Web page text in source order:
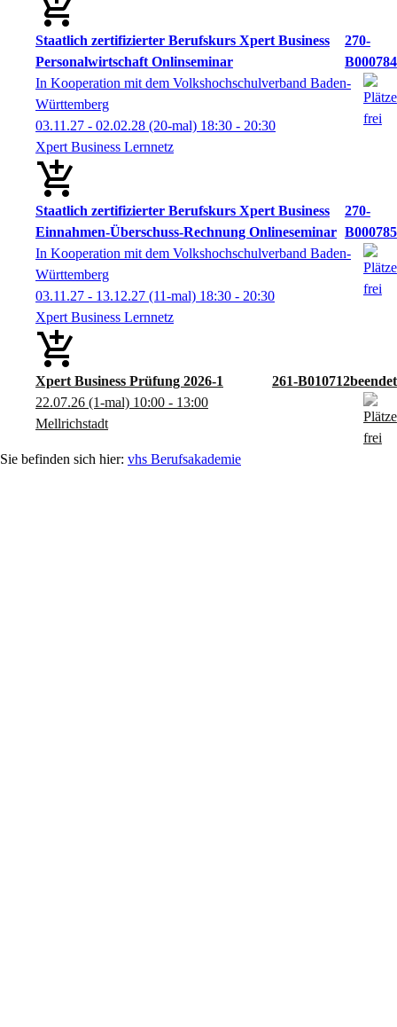
Xpert Business Prüfung 2026-1
261-B010712
22.07.26 (1-mal) 10:00 - 13:00
Mellrichstadt
Staatlich zertifizierter Berufskurs Xpert Business
Personalwirtschaft Onlinseminar
270-
B000784
In Kooperation mit dem Volkshochschulverband Baden-
Württemberg
03.11.27 - 02.02.28 (20-mal) 18:30 - 20:30
Xpert Business Lernnetz
Staatlich zertifizierter Berufskurs Xpert Business
Einnahmen-Überschuss-Rechnung Onlineseminar
270-
B000785
In Kooperation mit dem Volkshochschulverband Baden-
Württemberg
03.11.27 - 13.12.27 (11-mal) 18:30 - 20:30
Xpert Business Lernnetz
vhs Berufsakademie